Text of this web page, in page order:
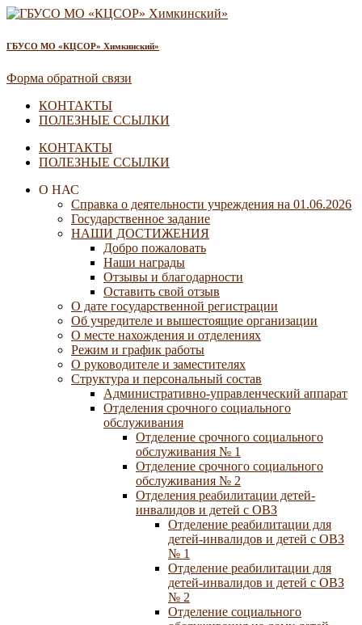
ГБУСО МО «КЦСОР» Химкинский»
Форма обратной связи
КОНТАКТЫ
ПОЛЕЗНЫЕ ССЫЛКИ
КОНТАКТЫ
ПОЛЕЗНЫЕ ССЫЛКИ
О НАС
Справка о деятельности учреждения на 01.06.2026
Государственное задание
НАШИ ДОСТИЖЕНИЯ
Добро пожаловать
Наши награды
Отзывы и благодарности
Оставить свой отзыв
О дате государственной регистрации
Об учредителе и вышестоящие организации
О месте нахождения и отделениях
Режим и график работы
О руководителе и заместителях
Структура и персональный состав
Административно-управленческий аппарат
Отделения срочного социального
обслуживания
Отделение срочного социального
обслуживания № 1
Отделение срочного социального
обслуживания № 2
Отделения реабилитации детей-
инвалидов и детей с ОВЗ
Отделение реабилитации для
детей-инвалидов и детей с ОВЗ
№ 1
Отделение реабилитации для
детей-инвалидов и детей с ОВЗ
№ 2
Отделение социального